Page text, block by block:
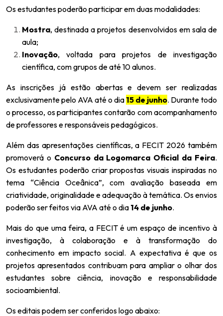
Os estudantes poderão participar em duas modalidades:
Mostra, destinada a projetos desenvolvidos em sala de
aula;
Inovação, voltada para projetos de investigação
científica, com grupos de até 10 alunos.
As inscrições já estão abertas e devem ser realizadas
exclusivamente pelo AVA até o dia 15 de junho. Durante todo
o processo, os participantes contarão com acompanhamento
de professores e responsáveis pedagógicos.
Além das apresentações científicas, a FECIT 2026 também
promoverá o Concurso da Logomarca Oficial da Feira.
Os estudantes poderão criar propostas visuais inspiradas no
tema “Ciência Oceânica”, com avaliação baseada em
criatividade, originalidade e adequação à temática. Os envios
poderão ser feitos via AVA até o dia 14 de junho.
Mais do que uma feira, a FECIT é um espaço de incentivo à
investigação, à colaboração e à transformação do
conhecimento em impacto social. A expectativa é que os
projetos apresentados contribuam para ampliar o olhar dos
estudantes sobre ciência, inovação e responsabilidade
socioambiental.
Os editais podem ser conferidos logo abaixo: